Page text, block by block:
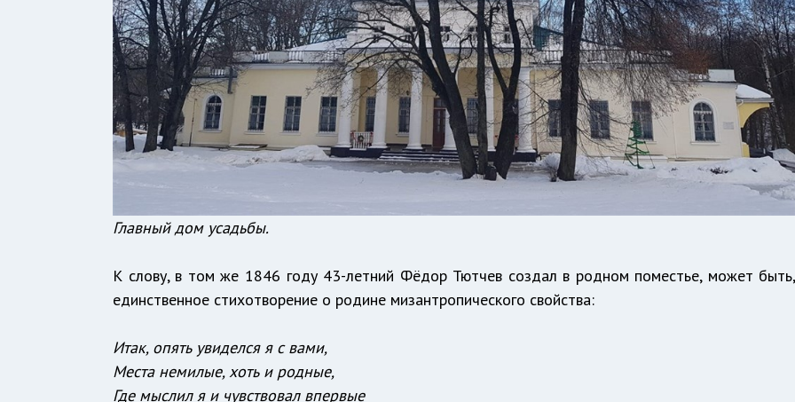
Главный дом усадьбы.
К слову, в том же 1846 году 43-летний Фёдор Тютчев создал в родном поместье, может
единственное стихотворение о родине мизантропического свойства:
Итак, опять увиделся я с вами,
Места немилые, хоть и родные,
Где мыслил я и чувствовал впервые